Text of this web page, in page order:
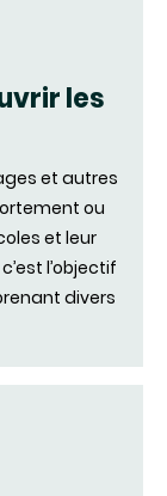
les
et autres
ou
et leur
l’objectif
divers